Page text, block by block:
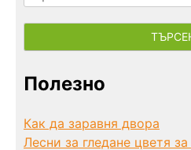
за:
Полезно
Как да заравня двора
Лесни за гледане цветя